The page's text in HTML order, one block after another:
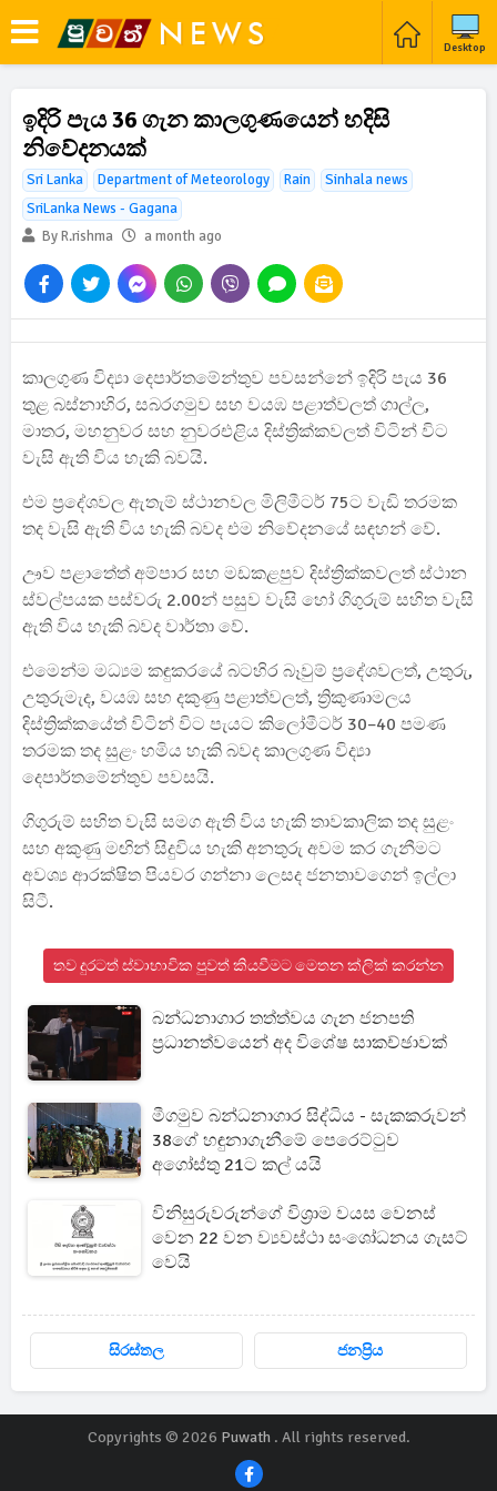
Desktop
ඉදිරි පැය 36 ගැන කාලගුණයෙන් හදිසි
නිවේදනයක්
Sri Lanka Department of Meteorology Rain
Sinhala news
SriLanka News - Gagana
By R.rishma
a month ago
කාලගුණ විද්‍යා දෙපාර්තමේන්තුව පවසන්නේ ඉදිරි පැය 36
තුළ බස්නාහිර, සබරගමුව සහ වයඹ පළාත්වලත් ගාල්ල,
මාතර, මහනුවර සහ නුවරඑළිය දිස්ත්‍රික්කවලත් විටින් විට
වැසි ඇති විය හැකි බවයි.
එම ප්‍රදේශවල ඇතැම් ස්ථානවල මිලිමීටර් 75ට වැඩි තරමක
තද වැසි ඇති විය හැකි බවද එම නිවේදනයේ සඳහන් වේ.
ඌව පළාතේත් අම්පාර සහ මඩකළපුව දිස්ත්‍රික්කවලත් ස්ථාන
ස්වල්පයක පස්වරු 2.00න් පසුව වැසි හෝ ගිගුරුම් සහිත වැසි
ඇති විය හැකි බවද වාර්තා වේ.
එමෙන්ම මධ්‍යම කඳුකරයේ බටහිර බෑවුම් ප්‍රදේශවලත්, උතුරු,
උතුරුමැද, වයඹ සහ දකුණු පළාත්වලත්, ත්‍රිකුණාමලය
දිස්ත්‍රික්කයේත් විටින් විට පැයට කිලෝමීටර් 30–40 පමණ
තරමක තද සුළං හමිය හැකි බවද කාලගුණ විද්‍යා
දෙපාර්තමේන්තුව පවසයි.
ගිගුරුම් සහිත වැසි සමග ඇති විය හැකි තාවකාලික තද සුළං
සහ අකුණු මඟින් සිදුවිය හැකි අනතුරු අවම කර ගැනීමට
අවශ්‍ය ආරක්ෂිත පියවර ගන්නා ලෙසද ජනතාවගෙන් ඉල්ලා
සිටී.
තව දුරටත් ස්වාභාවික පුවත් කියවීමට මෙතන ක්ලික් කරන්න
බන්ධනාගාර තත්ත්වය ගැන ජනපති
ප්‍රධානත්වයෙන් අද විශේෂ සාකච්ඡාවක්
මීගමුව බන්ධනාගාර සිද්ධිය - සැකකරුවන්
38ගේ හඳුනාගැනීමේ පෙරෙට්ටුව
අගෝස්තු 21ට කල් යයි
විනිසුරුවරුන්ගේ විශ්‍රාම වයස වෙනස්
වෙන 22 වන ව්‍යවස්ථා සංශෝධනය ගැසට්
වෙයි
සිරස්තල ජනප්‍රිය
Copyrights © 2026 Puwath. All rights reserved.